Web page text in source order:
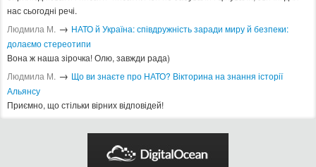
нас сьогодні речі.
Людмила М. → ​НАТО й Україна: співдружність заради миру й безпеки:
долаємо стереотипи
Вона ж наша зірочка! Олю, завжди рада)
Людмила М. → Що ви знаєте про НАТО? Вікторина на знання історії
Альянсу ​
Приємно, що стільки вірних відповідей!